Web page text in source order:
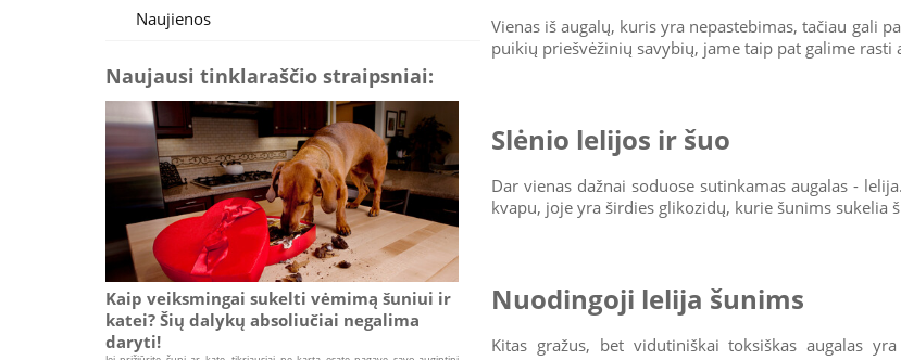
Naujienos
Naujausi tinklaraščio straipsniai:
Kaip veiksmingai sukelti vėmimą šuniui ir
katei? Šių dalykų absoliučiai negalima
daryti!
Vienas iš augalų, kuris yra nepastebimas, tačiau gali
puikių priešvėžinių savybių, jame taip pat galime rasti
Slėnio lelijos ir šuo
Dar vienas dažnai soduose sutinkamas augalas -
kvapu, joje yra širdies glikozidų, kurie šunims
Nuodingoji lelija šunims
Kitas gražus, bet vidutiniškai toksiškas augalas